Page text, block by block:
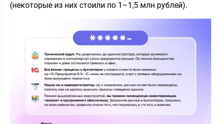
(некоторые из них стоили по 1–1,5 млн рублей).